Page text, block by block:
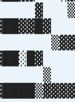
▓█